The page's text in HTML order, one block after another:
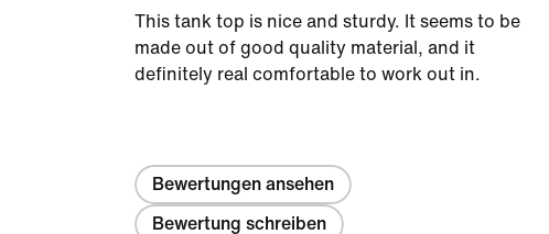
This tank top is nice and sturdy. It seems to be
made out of good quality material, and it
definitely real comfortable to work out in.
Bewertungen ansehen
Bewertung schreiben